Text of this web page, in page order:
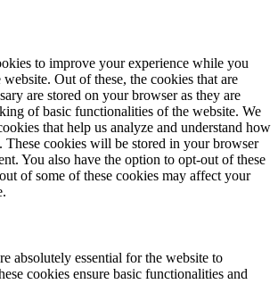
to improve your experience while you
Out of these, the cookies that are
are stored on your browser as they are
of basic functionalities of the website. We
that help us analyze and understand how
These cookies will be stored in your browser
You also have the option to opt-out of these
of some of these cookies may affect your
absolutely essential for the website to
cookies ensure basic functionalities and